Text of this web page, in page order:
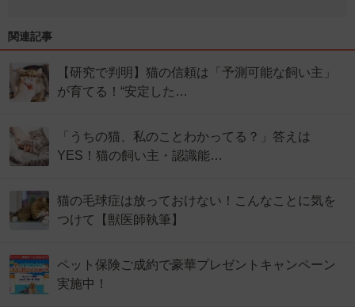
関連記事
【研究で判明】猫の信頼は「予測可能な飼い主」
が育てる！“安定した…
「うちの猫、私のことわかってる？」答えは
YES！猫の飼い主・認識能…
猫の毛球症は放っておけない！こんなことに気を
つけて【獣医師執筆】
ペット保険ご成約で豪華プレゼントキャンペーン
実施中！